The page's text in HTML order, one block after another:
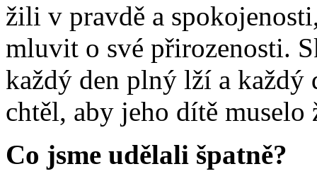
žili v pravdě a
mluvit o své přirozenosti.
každý den plný lží a každý
chtěl, aby jeho dítě muselo
Co jsme udělali špatně?